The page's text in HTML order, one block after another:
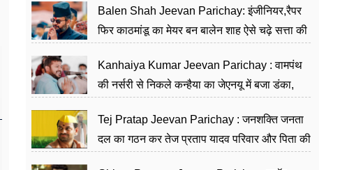
Balen Shah Jeevan Parichay: इंजीनियर,रैपर
फिर काठमांडू का मेयर बन बालेन शाह ऐसे चढ़े सत्ता की
Kanhaiya Kumar Jeevan Parichay : वामपंथ
की नर्सरी से निकले कन्हैया का जेएनयू में बजा डंका,
Tej Pratap Jeevan Parichay : जनशक्ति जनता
दल का गठन कर तेज प्रताप यादव परिवार और पिता की